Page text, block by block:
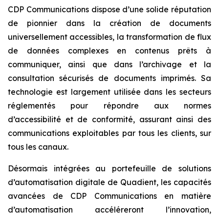
CDP Communications dispose d’une solide réputation
de pionnier dans la création de documents
universellement accessibles, la transformation de flux
de données complexes en contenus prêts à
communiquer, ainsi que dans l’archivage et la
consultation sécurisés de documents imprimés. Sa
technologie est largement utilisée dans les secteurs
réglementés pour répondre aux normes
d’accessibilité et de conformité, assurant ainsi des
communications exploitables par tous les clients, sur
tous les canaux.
Désormais intégrées au portefeuille de solutions
d’automatisation digitale de Quadient, les capacités
avancées de CDP Communications en matière
d’automatisation accéléreront l’innovation,